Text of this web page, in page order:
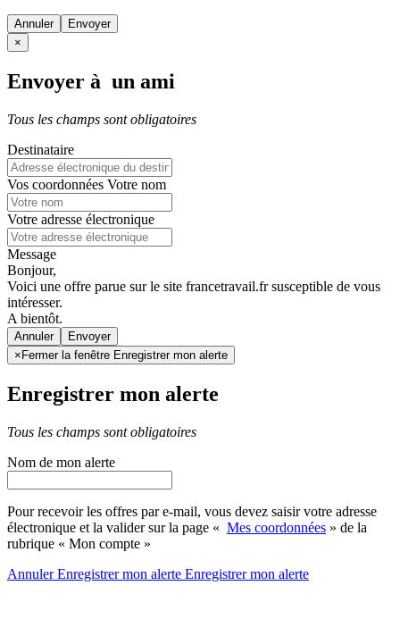
Annuler
×
Envoyer à un ami
Tous les champs sont obligatoires
Destinataire
Vos coordonnées Votre nom
Votre adresse électronique
Message
Bonjour,
Voici une offre parue sur le site francetravail.fr susceptible de vous
intéresser.
A bientôt.
Annuler
× Fermer la fenêtre Enregistrer mon alerte
Enregistrer mon alerte
Tous les champs sont obligatoires
Nom de mon alerte
Pour recevoir les offres par e-mail, vous devez saisir votre adresse
électronique et la valider sur la page « Mes coordonnées » de la
rubrique « Mon compte »
AnnulerEnregistrer mon alerte Enregistrermon alerte